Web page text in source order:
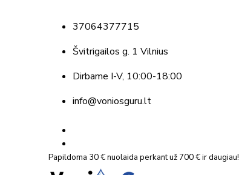
37064377715
Švitrigailos g. 1 Vilnius
Dirbame I-V, 10:00-18:00
info@voniosguru.lt
Papildoma 30 € nuolaida perkant už 700 € ir daugiau!